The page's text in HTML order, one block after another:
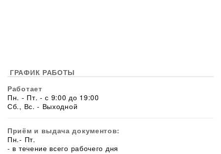
ГРАФИК РАБОТЫ
Работает
Пн. - Пт. - с 9:00 до 19:00
Сб., Вс. - Выходной
Приём и выдача документов:
Пн.- Пт.
- в течение всего рабочего дня